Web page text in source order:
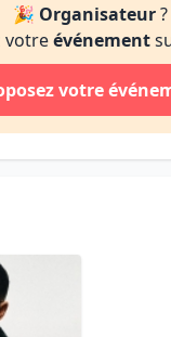
🎉 Organisateur?
votreévénement
votre